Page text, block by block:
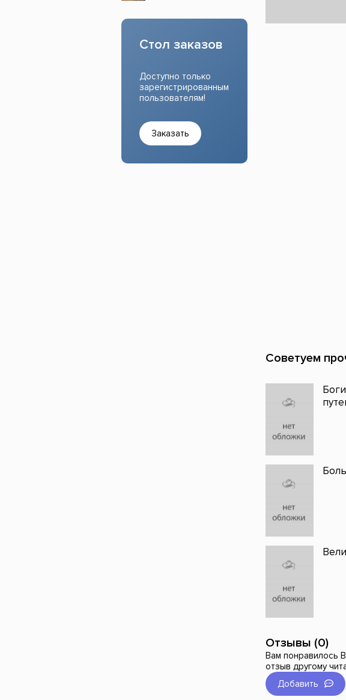
Советуем
Отзывы (0)
Вам понравилось
отзыв другому
Добавить
Стол заказов
Доступно только
зарегистрированным
пользователям!
Заказать